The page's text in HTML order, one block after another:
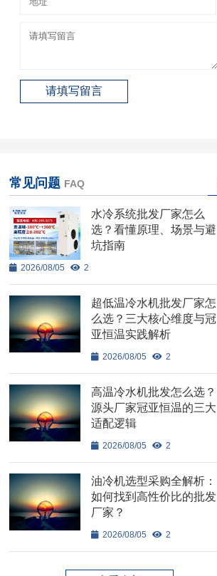
常见问题 FAQ
水冷系统批发厂家怎么
选？看懂原理、场景与避
坑指南
2026/08/05 2
超低温冷水机批发厂家怎
么选？三大核心维度与冠
亚恒温实践解析
2026/08/05 2
高温冷水机批发怎么选？
源头厂家冠亚恒温的三大
适配逻辑
2026/08/05 2
油冷机选型采购全解析：
如何找到高性价比的批发
厂家？
2026/08/05 2